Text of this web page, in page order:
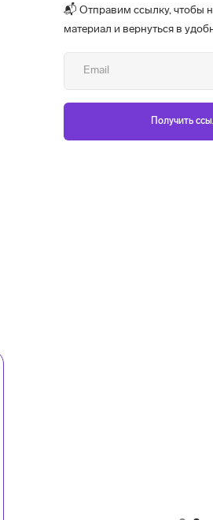
📬 Отправим ссылку, чтобы
материал и вернуться в